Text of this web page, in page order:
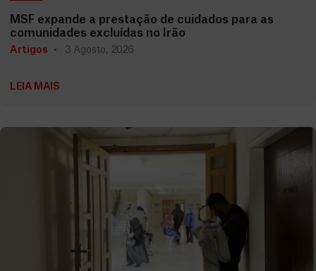
MSF expande a prestação de cuidados para as
comunidades excluídas no Irão
Artigos 3 Agosto, 2026
LEIA MAIS